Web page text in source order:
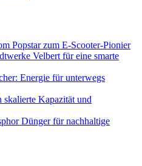
Popstar zum E-Scooter-Pionier
Velbert für eine smarte
Energie für unterwegs
Kapazität und
Dünger für nachhaltige